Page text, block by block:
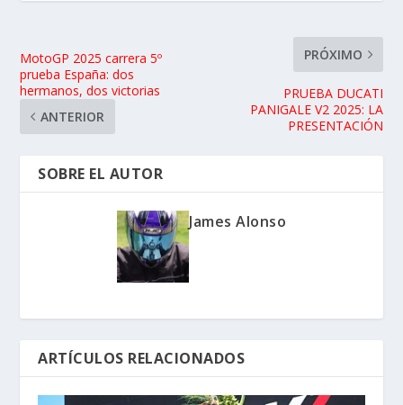
MotoGP 2025 carrera 5º
prueba España: dos
hermanos, dos victorias
ANTERIOR
PRÓXIMO
PRUEBA DUCATI
PANIGALE V2 2025: LA
PRESENTACIÓN
SOBRE EL AUTOR
James Alonso
ARTÍCULOS RELACIONADOS